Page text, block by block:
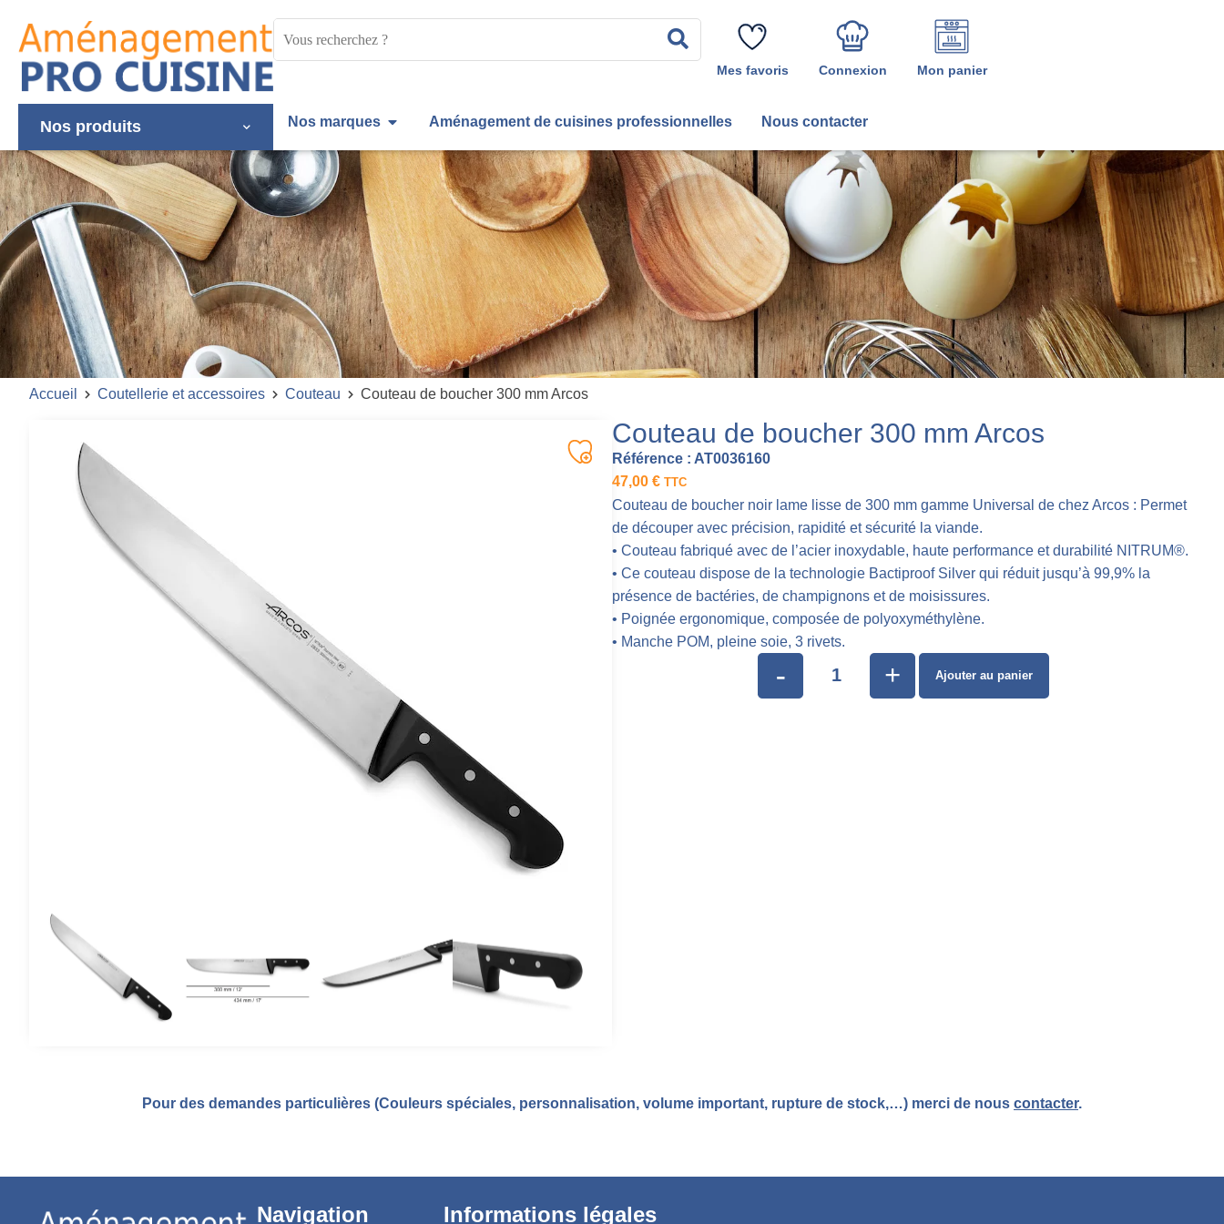
Rechercher
Mes favoris Connexion Mon panier
Nos produits Nos marques Aménagement de cuisines professionnelles Nous contacter
Accueil Coutellerie et accessoires Couteau Couteau de boucher 300 mm Arcos
Couteau de boucher 300 mm Arcos
Référence : AT0036160
47,00 € TTC
Couteau de boucher noir lame lisse de 300 mm gamme Universal de chez Arcos : Permet
de découper avec précision, rapidité et sécurité la viande.
• Couteau fabriqué avec de l’acier inoxydable, haute performance et durabilité NITRUM®.
• Ce couteau dispose de la technologie Bactiproof Silver qui réduit jusqu’à 99,9% la
présence de bactéries, de champignons et de moisissures.
• Poignée ergonomique, composée de polyoxyméthylène.
• Manche POM, pleine soie, 3 rivets.
- + Ajouter au panier
Pour des demandes particulières (Couleurs spéciales, personnalisation, volume important, rupture de stock,…) merci de nous contacter.
Navigation Informations légales